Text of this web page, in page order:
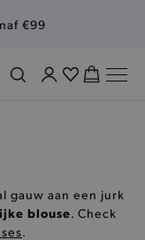
€99
gauw aan een jurk
blouse. Check
.